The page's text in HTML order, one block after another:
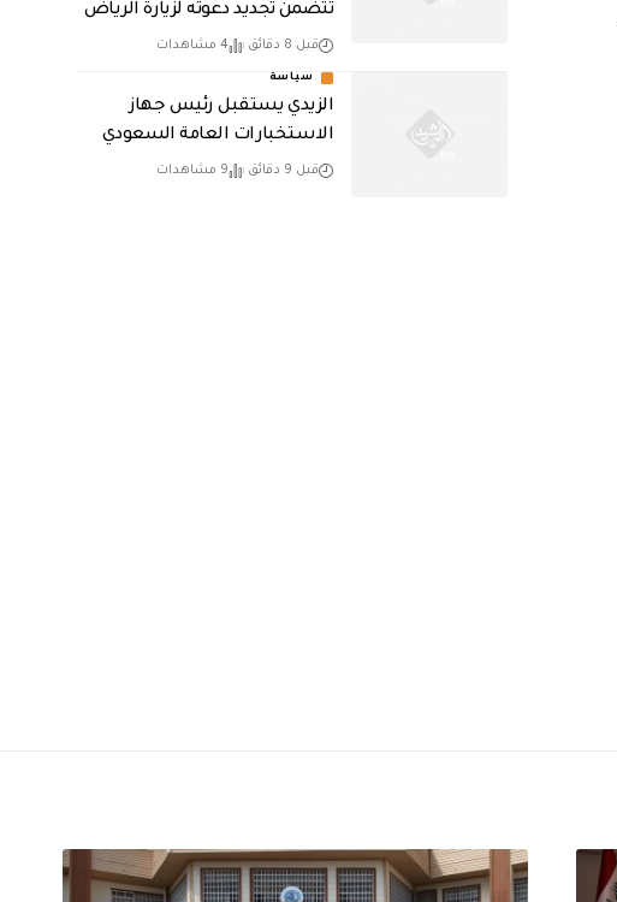
تتضمن تجديد دعوته لزيارة الرياض
قبل 8 دقائق 4 مشاهدات
سياسة
الزيدي يستقبل رئيس جهاز
الاستخبارات العامة السعودي
قبل 9 دقائق 9 مشاهدات